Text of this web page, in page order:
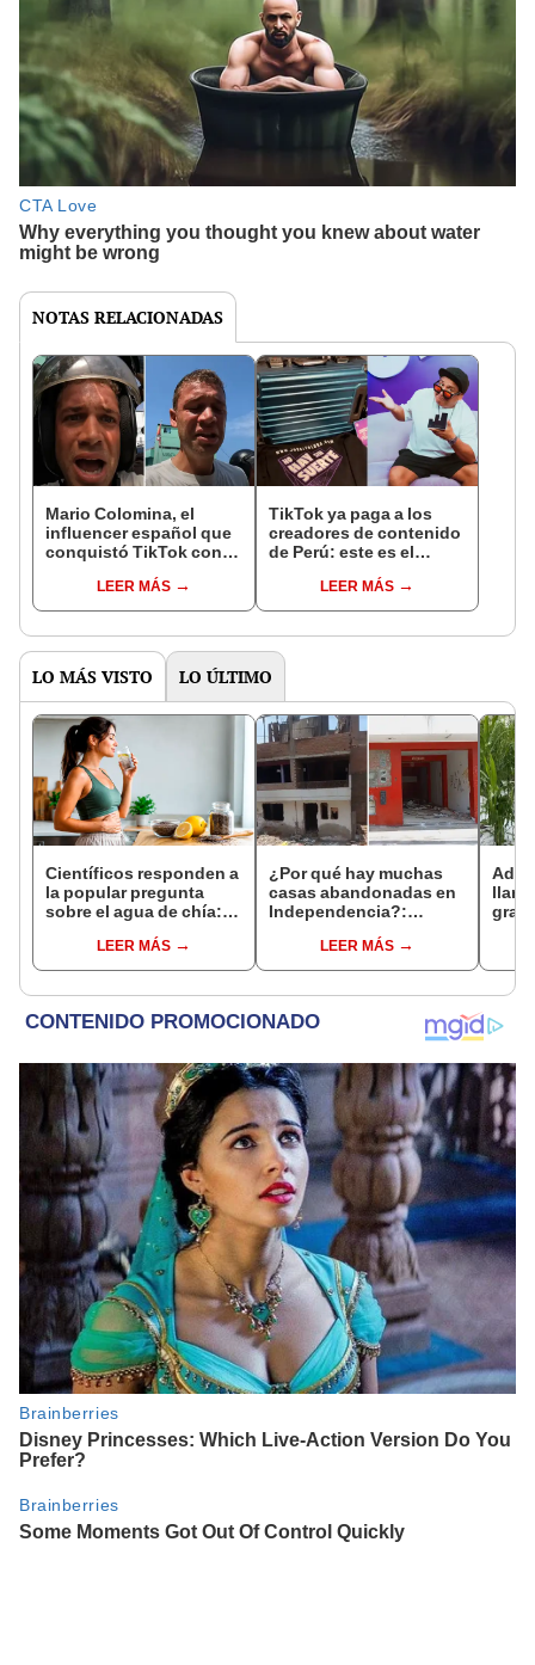
NOTAS RELACIONADAS
Mario Colomina, el
influencer español que
conquistó TikTok con
"Mi amor nació por la
gastronomía"
LEER MÁS
TikTok ya paga a los
creadores de contenido
de Perú: este es el
llegar a cobrar por 1.000
vistas
LEER MÁS
LO MÁS VISTO LO ÚLTIMO
Científicos responden a
la popular pregunta
sobre el agua de chía:
bajar de peso o es solo
un mito viral?
LEER MÁS
¿Por qué hay muchas
casas abandonadas en
Independencia?:
explican la razón y
sorprenden
LEER MÁS